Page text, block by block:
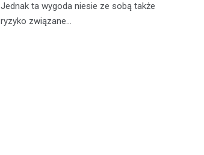
Jednak ta wygoda niesie ze sobą także
ryzyko związane…